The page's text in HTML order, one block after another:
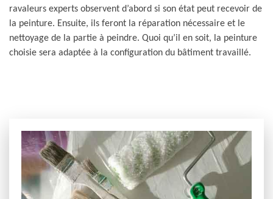
ravaleurs experts observent d’abord si son état peut recevoir de
la peinture. Ensuite, ils feront la réparation nécessaire et le
nettoyage de la partie à peindre. Quoi qu’il en soit, la peinture
choisie sera adaptée à la configuration du bâtiment travaillé.